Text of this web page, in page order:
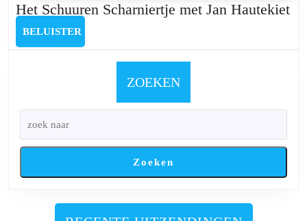
Het Schuuren Scharniertje met Jan Hautekiet
BELUISTER
ZOEKEN
Zoeken